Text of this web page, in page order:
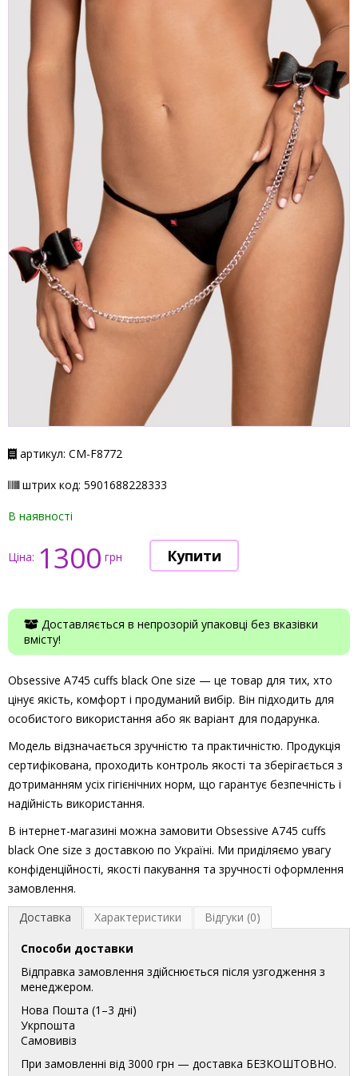
артикул: СМ-F8772
штрих код: 5901688228333
В наявності
Ціна: 1300 грн
Доставляється в непрозорій упаковці без вказівки
вмісту!
Obsessive A745 cuffs black One size — це товар для тих, хто
цінує якість, комфорт і продуманий вибір. Він підходить для
особистого використання або як варіант для подарунка.
Модель відзначається зручністю та практичністю. Продукція
сертифікована, проходить контроль якості та зберігається з
дотриманням усіх гігієнічних норм, що гарантує безпечність і
надійність використання.
В інтернет-магазині можна замовити Obsessive A745 cuffs
black One size з доставкою по Україні. Ми приділяємо увагу
конфіденційності, якості пакування та зручності оформлення
замовлення.
Доставка
Характеристики Відгуки (0)
Способи доставки
Відправка замовлення здійснюється після узгодження з
менеджером.
Нова Пошта (1–3 дні)
Укрпошта
Самовивіз
При замовленні від 3000 грн — доставка БЕЗКОШТОВНО.